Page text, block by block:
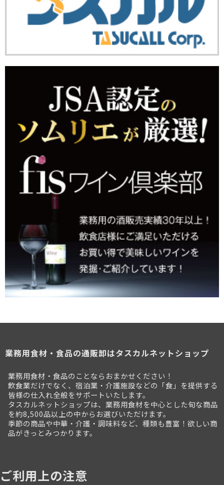
業務用食材・食品の通販卸はタスカルネットショップ
業務用食材・食品のことならおまかせください！
飲食業だけでなく、宿泊業・介護施設などの「食」を提供する
皆様の仕入れ全般をサポートいたします。
タスカルネットショップは、業務用食材を中心とした旬な商品
を約8,500品以上の中からお選びいただけます。
季節の商品や中華・介護・調味料など、種類も豊富！欲しい商
品がきっとみつかります。
ご利用上の注意